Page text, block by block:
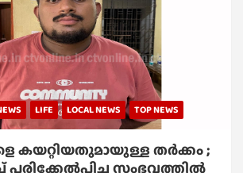
LIFE LOCAL NEWS TOP NEWS
തർക്കം ;
പരിക്കേൽപിച്ച സംഭവത്തിൽ